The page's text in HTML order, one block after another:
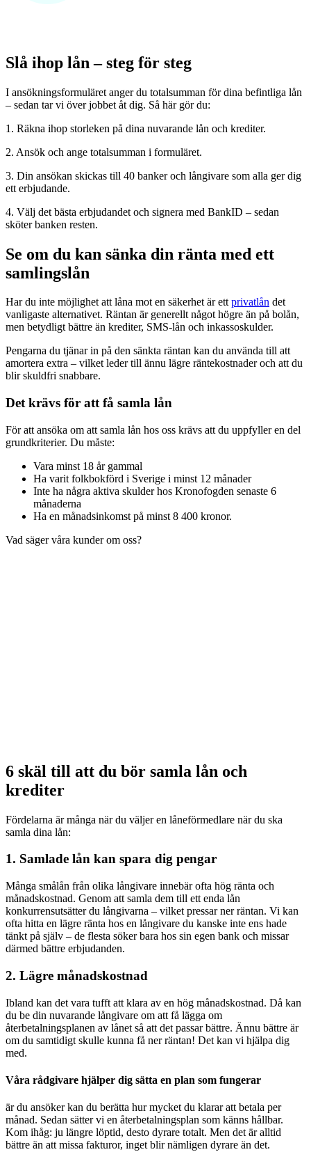
Slå ihop lån – steg för steg
I ansökningsformuläret anger du totalsumman för dina befintliga lån
– sedan tar vi över jobbet åt dig. Så här gör du:
1. Räkna ihop storleken på dina nuvarande lån och krediter.
2. Ansök och ange totalsumman i formuläret.
3. Din ansökan skickas till 40 banker och långivare som alla ger dig
ett erbjudande.
4. Välj det bästa erbjudandet och signera med BankID – sedan
sköter banken resten.
Se om du kan sänka din ränta med ett
samlingslån
Har du inte möjlighet att låna mot en säkerhet är ettprivatlån det
vanligaste alternativet. Räntan är generellt något högre än på bolån,
men betydligt bättre än krediter, SMS-lån och inkassoskulder.
Pengarna du tjänar in på den sänkta räntan kan du använda till att
amortera extra – vilket leder till ännu lägre räntekostnader och att du
blir skuldfri snabbare.
Det krävs för att få samla lån
För att ansöka om att samla lån hos oss krävs att du uppfyller en del
grundkriterier. Du måste:
Vara minst 18 år gammal
Ha varit folkbokförd i Sverige i minst 12 månader
Inte ha några aktiva skulder hos Kronofogden senaste 6
månaderna
Ha en månadsinkomst på minst 8 400 kronor.
Vad säger våra kunder om oss?
6 skäl till att du bör samla lån och
krediter
Fördelarna är många när du väljer en låneförmedlare när du ska
samla dina lån:
1. Samlade lån kan spara dig pengar
Många smålån från olika långivare innebär ofta hög ränta och
månadskostnad. Genom att samla dem till ett enda lån
konkurrensutsätter du långivarna – vilket pressar ner räntan. Vi kan
ofta hitta en lägre ränta hos en långivare du kanske inte ens hade
tänkt på själv – de flesta söker bara hos sin egen bank och missar
därmed bättre erbjudanden.
2. Lägre månadskostnad
Ibland kan det vara tufft att klara av en hög månadskostnad. Då kan
du be din nuvarande långivare om att få lägga om
återbetalningsplanen av lånet så att det passar bättre. Ännu bättre är
om du samtidigt skulle kunna få ner räntan! Det kan vi hjälpa dig
med.
Våra rådgivare hjälper dig sätta en plan som fungerar
är du ansöker kan du berätta hur mycket du klarar att betala per
månad. Sedan sätter vi en återbetalningsplan som känns hållbar.
Kom ihåg: ju längre löptid, desto dyrare totalt. Men det är alltid
bättre än att missa fakturor, inget blir nämligen dyrare än det.